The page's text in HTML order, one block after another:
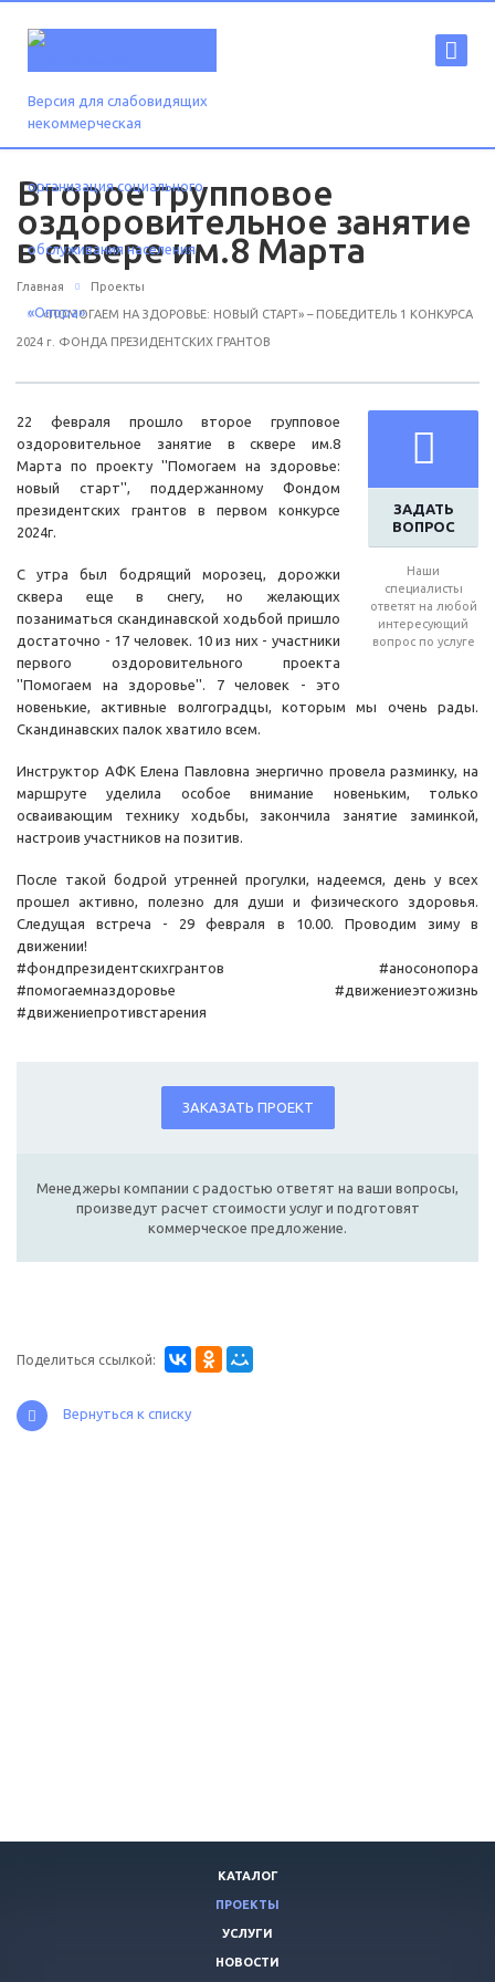
Версия для слабовидящих
Второе групповое
оздоровительное занятие
в сквере им.8 Марта
Главная Проекты
«ПОМОГАЕМ НА ЗДОРОВЬЕ: НОВЫЙ СТАРТ» – ПОБЕДИТЕЛЬ 1 КОНКУРСА
2024 г. ФОНДА ПРЕЗИДЕНТСКИХ ГРАНТОВ
ЗАДАТЬ
ВОПРОС
Наши
специалисты
ответят на любой
интересующий
вопрос по услуге
22 февраля прошло второе групповое
оздоровительное занятие в сквере им.8
Марта по проекту ''Помогаем на здоровье:
новый старт'', поддержанному Фондом
президентских грантов в первом конкурсе
2024г.
С утра был бодрящий морозец, дорожки
сквера еще в снегу, но желающих
позаниматься скандинавской ходьбой пришло
достаточно - 17 человек. 10 из них - участники
первого оздоровительного проекта
''Помогаем на здоровье''. 7 человек - это
новенькие, активные волгоградцы, которым мы очень рады.
Скандинавских палок хватило всем.
Инструктор АФК Елена Павловна энергично провела разминку, на
маршруте уделила особое внимание новеньким, только
осваивающим технику ходьбы, закончила занятие заминкой,
настроив участников на позитив.
После такой бодрой утренней прогулки, надеемся, день у всех
прошел активно, полезно для души и физического здоровья.
Следущая встреча - 29 февраля в 10.00. Проводим зиму в
движении!
#фондпрезидентскихгрантов #аносонопора
#помогаемназдоровье #движениеэтожизнь
#движениепротивстарения
ЗАКАЗАТЬ ПРОЕКТ
Менеджеры компании с радостью ответят на ваши вопросы,
произведут расчет стоимости услуг и подготовят
коммерческое предложение.
Поделиться ссылкой:
Вернуться к списку
КАТАЛОГ
ПРОЕКТЫ
УСЛУГИ
НОВОСТИ